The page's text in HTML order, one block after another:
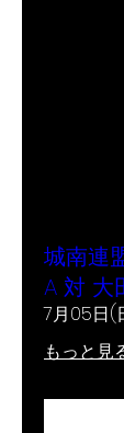
城南連
A 対 大
7月05日(
もっと見